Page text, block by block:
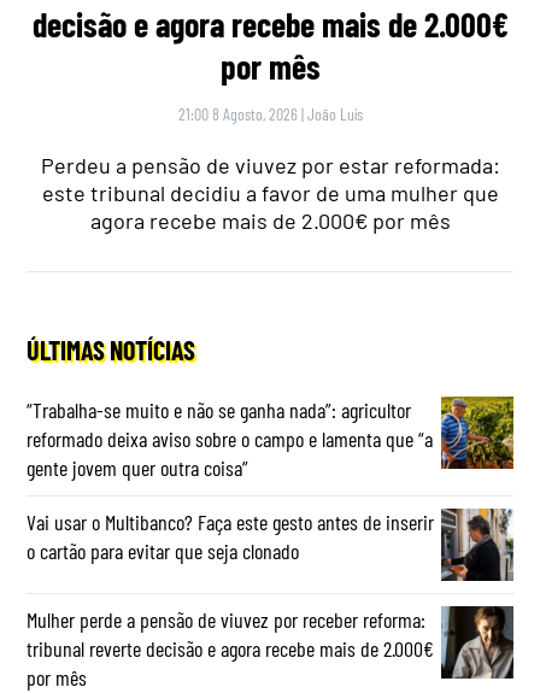
decisão e agora recebe mais de 2.000€
por mês
21:00 8 Agosto, 2026 |João Luís
Perdeu a pensão de viuvez por estar reformada:
este tribunal decidiu a favor de uma mulher que
agora recebe mais de 2.000€ por mês
ÚLTIMAS NOTÍCIAS
“Trabalha-se muito e não se ganha nada”: agricultor
reformado deixa aviso sobre o campo e lamenta que “a
gente jovem quer outra coisa”
Vai usar o Multibanco? Faça este gesto antes de inserir
o cartão para evitar que seja clonado
Mulher perde a pensão de viuvez por receber reforma:
tribunal reverte decisão e agora recebe mais de 2.000€
por mês